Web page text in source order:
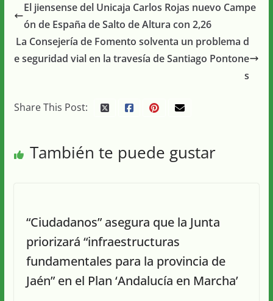
El jiensense del Unicaja Carlos Rojas nuevo Campe
ón de España de Salto de Altura con 2,26
La Consejería de Fomento solventa un problema d
e seguridad vial en la travesía de Santiago Pontone
s
Share This Post:
También te puede gustar
“Ciudadanos” asegura que la Junta
priorizará “infraestructuras
fundamentales para la provincia de
Jaén” en el Plan ‘Andalucía en Marcha’